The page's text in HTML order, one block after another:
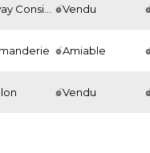
Vendu
Amiable
Vendu